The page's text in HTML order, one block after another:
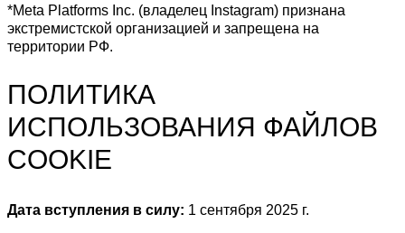
*Meta Platforms Inc. (владелец Instagram) признана
экстремистской организацией и запрещена на
территории РФ.
ПОЛИТИКА
ИСПОЛЬЗОВАНИЯ ФАЙЛОВ
COOKIE
Дата вступления в силу: 1 сентября 2025 г.